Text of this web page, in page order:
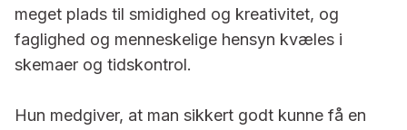
meget plads til smi­dighed og kreativitet, og
faglighed og menneskelige hensyn kvæles i
skemaer og tidskontrol.
Hun medgiver, at man sikkert godt kunne få en